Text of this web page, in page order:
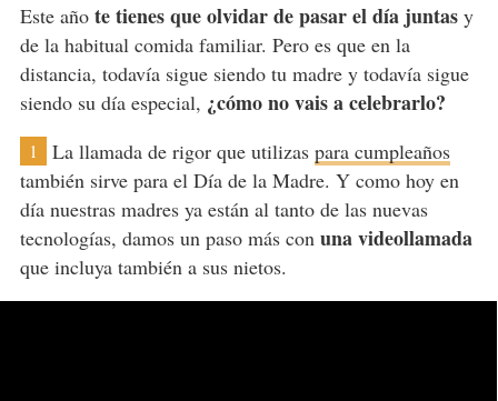
Este año te tienes que olvidar de pasar el día juntasy
de la habitual comida familiar. Pero es que en la
distancia, todavía sigue siendo tu madre y todavía sigue
siendo su día especial, ¿cómo no vais a celebrarlo?
1 La llamada de rigor que utilizas para cumpleaños
también sirve para el Día de la Madre. Y como hoy en
día nuestras madres ya están al tanto de las nuevas
tecnologías, damos un paso más con una videollamada
que incluya también a sus nietos.